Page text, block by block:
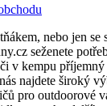
nebo jen se
seženete
v kempu
najdete široký
pro outdoorové